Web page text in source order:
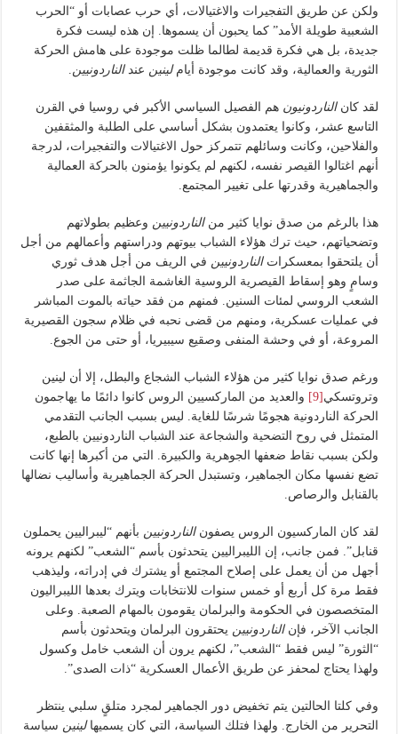
ولكن عن طريق التفجيرات والاغتيالات، أي حرب عصابات أو “الحرب
الشعبية طويلة الأمد” كما يحبون أن يسموها. إن هذه ليست فكرة
جديدة، بل هي فكرة قديمة لطالما ظلت موجودة على هامش الحركة
الثورية والعمالية، وقد كانت موجودة أيام لينين عندالناردونيين.
لقد كان الناردونيون هم الفصيل السياسي الأكبر في روسيا في القرن
التاسع عشر، وكانوا يعتمدون بشكل أساسي على الطلبة والمثقفين
والفلاحين، وكانت وسائلهم تتمركز حول الاغتيالات والتفجيرات، لدرجة
أنهم اغتالوا القيصر نفسه، لكنهم لم يكونوا يؤمنون بالحركة العمالية
والجماهيرية وقدرتها على تغيير المجتمع.
هذا بالرغم من صدق نوايا كثير منالناردونيين وعظيم بطولاتهم
وتضحياتهم، حيث ترك هؤلاء الشباب بيوتهم ودراستهم وأعمالهم من أجل
أن يلتحقوا بمعسكراتالناردونيين في الريف من أجل هدف ثوري
وسامٍ وهو إسقاط القيصرية الروسية الغاشمة الجاثمة على صدر
الشعب الروسي لمئات السنين. فمنهم من فقد حياته بالموت المباشر
في عمليات عسكرية، ومنهم من قضى نحبه في ظلام سجون القصيرية
المروعة، أو في وحشة المنفى وصقيع سيبيريا، أو حتى من الجوع.
ورغم صدق نوايا كثير من هؤلاء الشباب الشجاع والبطل، إلا أن لينين
وتروتسكي [9]
والعديد من الماركسيين الروس كانوا دائمًا ما يهاجمون
الحركة الناردونية هجومًا شرسًا للغاية. ليس بسبب الجانب التقدمي
المتمثل في روح التضحية والشجاعة عند الشباب الناردونيين بالطبع،
ولكن بسبب نقاط ضعفها الجوهرية والكبيرة. التي من أكبرها إنها كانت
تضع نفسها مكان الجماهير، وتستبدل الحركة الجماهيرية وأساليب نضالها
بالقنابل والرصاص.
لقد كان الماركسيون الروس يصفونالناردونيين بأنهم “ليبراليين يحملون
قنابل”. فمن جانب، إن الليبراليين يتحدثون بأسم “الشعب” لكنهم يرونه
أجهل من أن يعمل على إصلاح المجتمع أو يشترك في إدراته، وليذهب
فقط مرة كل أربع أو خمس سنوات للانتخابات ويترك بعدها الليبراليون
المتخصصون في الحكومة والبرلمان يقومون بالمهام الصعبة. وعلى
الجانب الآخر، فإنالناردونيين يحتقرون البرلمان ويتحدثون بأسم
“الثورة” ليس فقط “الشعب”، لكنهم يرون أن الشعب خامل وكسول
ولهذا يحتاج لمحفز عن طريق الأعمال العسكرية “ذات الصدى”.
وفي كلتا الحالتين يتم تخفيض دور الجماهير لمجرد متلقٍ سلبي ينتظر
التحرير من الخارج. ولهذا فتلك السياسة، التي كان يسميهالينين سياسة